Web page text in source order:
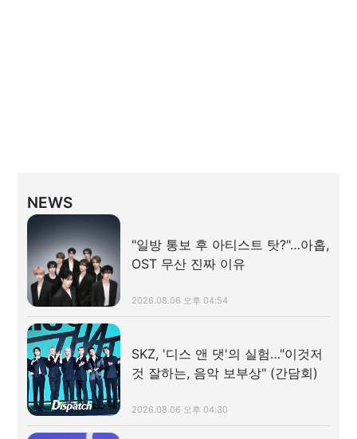
NEWS
"일방 통보 후 아티스트 탓?"…아홉,
OST 무산 진짜 이유
2026.08.06 오후 04:54
SKZ, '디스 앤 댓'의 실험…"이것저
것 잘하는, 음악 보부상" (간담회)
2026.08.06 오후 04:30